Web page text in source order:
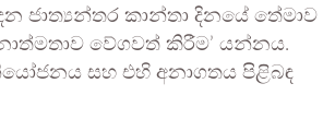
ජාත්‍යන්තර කාන්තා දිනයේ තේමාව
වේගවත් කිරීම’ යන්නය.
සහ එහි අනාගතය පිළිබඳ